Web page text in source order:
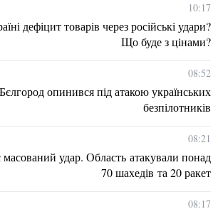
10:17
дефіцит товарів через російські удари?
Що буде з цінами?
08:52
опинився під атакою українських
безпілотників
08:21
удар. Область атакували понад
70 шахедів та 20 ракет
08:17